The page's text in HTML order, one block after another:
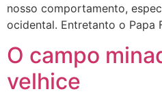
nosso comportamento,
ocidental. Entretanto o Papa
O campo
velhice